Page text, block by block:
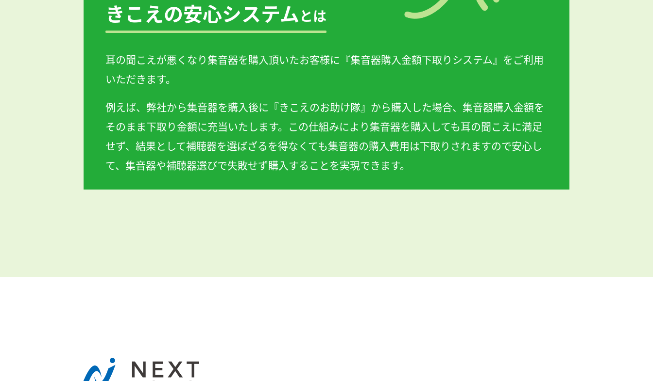
きこえの安心システムとは
耳の聞こえが悪くなり集音器を購入頂いたお客様に『集音器購入金額下取りシステム』をご利用
いただきます。
例えば、弊社から集音器を購入後に『きこえのお助け隊』から購入した場合、集音器購入金額を
そのまま下取り金額に充当いたします。この仕組みにより集音器を購入しても耳の聞こえに満足
せず、結果として補聴器を選ばざるを得なくても集音器の購入費用は下取りされますので安心し
て、集音器や補聴器選びで失敗せず購入することを実現できます。